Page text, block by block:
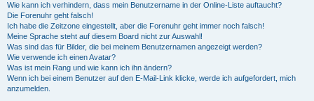
Wie kann ich verhindern, dass mein Benutzername in der Online-Liste auftaucht?
Die Forenuhr geht falsch!
Ich habe die Zeitzone eingestellt, aber die Forenuhr geht immer noch falsch!
Meine Sprache steht auf diesem Board nicht zur Auswahl!
Was sind das für Bilder, die bei meinem Benutzernamen angezeigt werden?
Wie verwende ich einen Avatar?
Was ist mein Rang und wie kann ich ihn ändern?
Wenn ich bei einem Benutzer auf den E-Mail-Link klicke, werde ich aufgefordert, mich
anzumelden.